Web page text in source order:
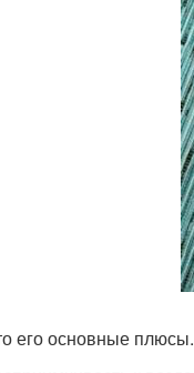
его основные